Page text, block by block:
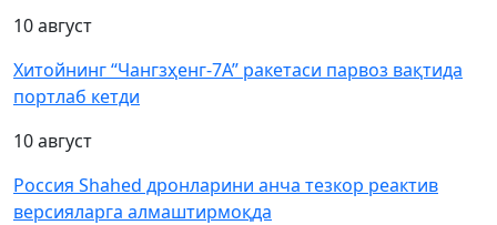
10 август
Хитойнинг “Чангзҳенг-7А” ракетаси парвоз вақтида
портлаб кетди
10 август
Россия Shahed дронларини анча тезкор реактив
версияларга алмаштирмоқда